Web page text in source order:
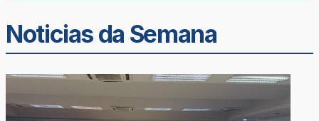
Noticias da Semana